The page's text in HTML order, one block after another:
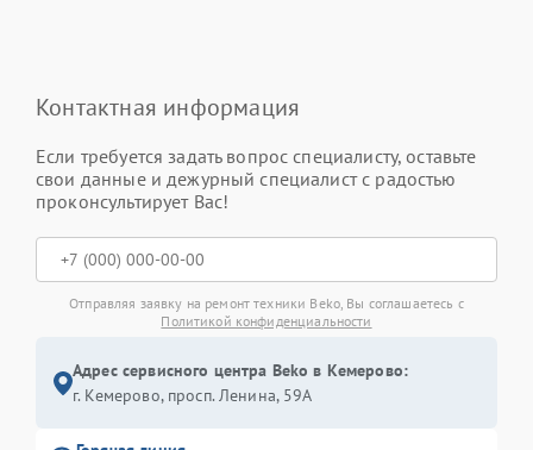
Контактная информация
Если требуется задать вопрос специалисту, оставьте
свои данные и дежурный специалист с радостью
проконсультирует Вас!
Отправляя заявку на ремонт техники Beko, Вы соглашаетесь с
Политикой конфиденциальности
Адрес сервисного центра Beko в Кемерово:
г. Кемерово, просп. Ленина, 59А